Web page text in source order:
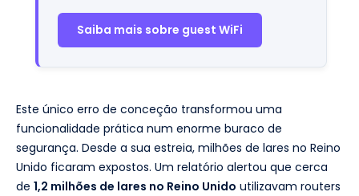
Saiba mais sobre guest WiFi
Este único erro de conceção transformou uma
funcionalidade prática num enorme buraco de
segurança. Desde a sua estreia, milhões de lares no Reino
Unido ficaram expostos. Um relatório alertou que cerca
de 1,2 milhões de lares no Reino Unido utilizavam routers